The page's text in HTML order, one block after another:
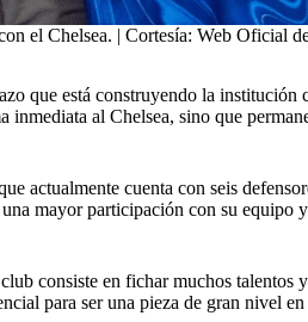
el Chelsea. | Cortesía: Web Oficial
que está construyendo la
al Chelsea, sino que
actualmente cuenta con seis
mayor participación con su equipo
consiste en fichar muchos talentos
para ser una pieza de gran nivel